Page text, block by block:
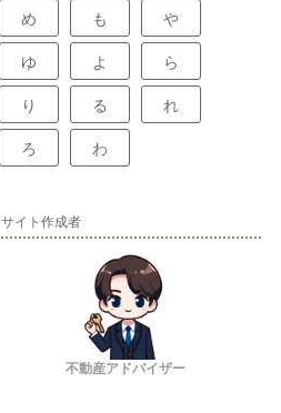
め も や
ゆ よ ら
り る れ
ろ わ
サイト作成者
不動産アドバイザー